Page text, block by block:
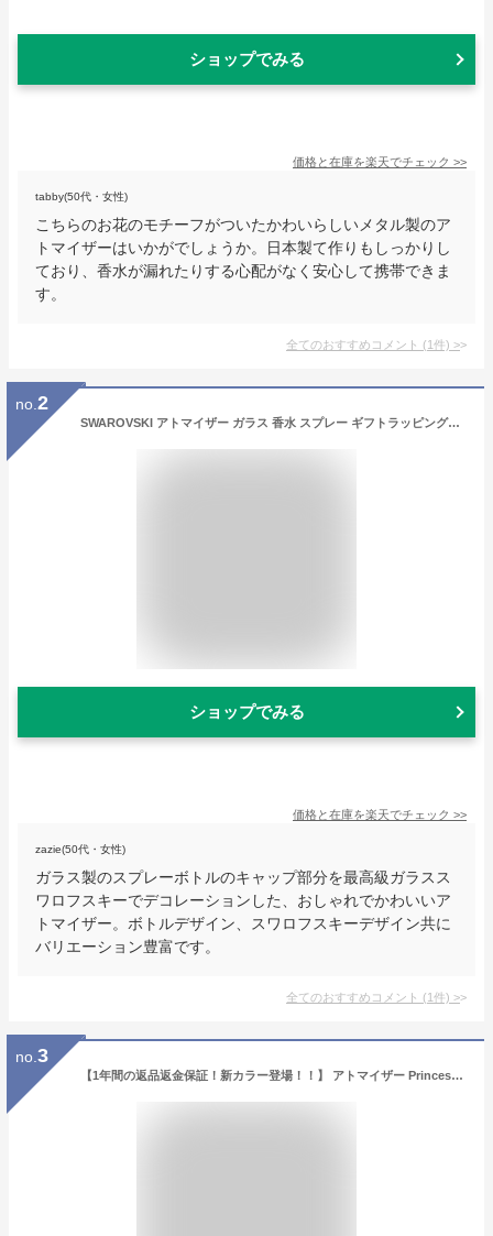
ショップでみる
価格と在庫を楽天でチェック >>
tabby(50代・女性)
こちらのお花のモチーフがついたかわいらしいメタル製のア
トマイザーはいかがでしょうか。日本製て作りもしっかりし
ており、香水が漏れたりする心配がなく安心して携帯できま
す。
全てのおすすめコメント (1件) >
no. 2
SWAROVSKI アトマイザー ガラス 香水 スプレー ギフトラッピング無料 スプレー容器
ショップでみる
価格と在庫を楽天でチェック >>
zazie(50代・女性)
ガラス製のスプレーボトルのキャップ部分を最高級ガラスス
ワロフスキーでデコレーションした、おしゃれでかわいいア
トマイザー。ボトルデザイン、スワロフスキーデザイン共に
バリエーション豊富です。
全てのおすすめコメント (1件) >
no. 3
【1年間の返品返金保証！新カラー登場！！】 アトマイザー Princess 香水 携帯 香水入れ 容器 アルコール オシャレ かわいい 可愛い 高級感 詰め替え おしゃれ ミニボトル ボトル 旅行 コンパクト スタンド 持ち運び 持ち歩き メンズ レディース プレゼント ギフト